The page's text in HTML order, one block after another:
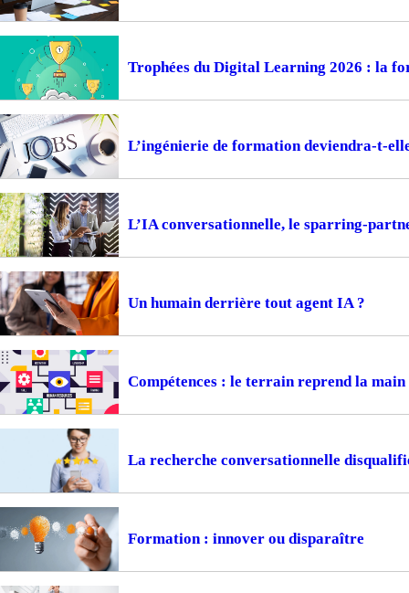
Trophées du Digital Learning 2026 : la
L’ingénierie de formation deviendra-t-
L’IA conversationnelle, le sparring-
Un humain derrière tout agent IA ?
Compétences : le terrain reprend la main
La recherche conversationnelle
Formation : innover ou disparaître